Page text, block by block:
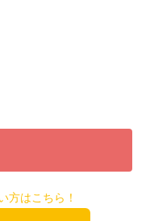
方はこちら！